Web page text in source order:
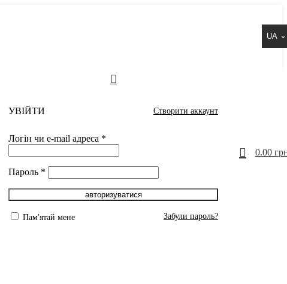
UA
УВІЙТИ Створити аккаунт
Логін чи e-mail адреса *
Пароль *
авторизуватися
Забули пароль?
Пам'ятай мене
0.00